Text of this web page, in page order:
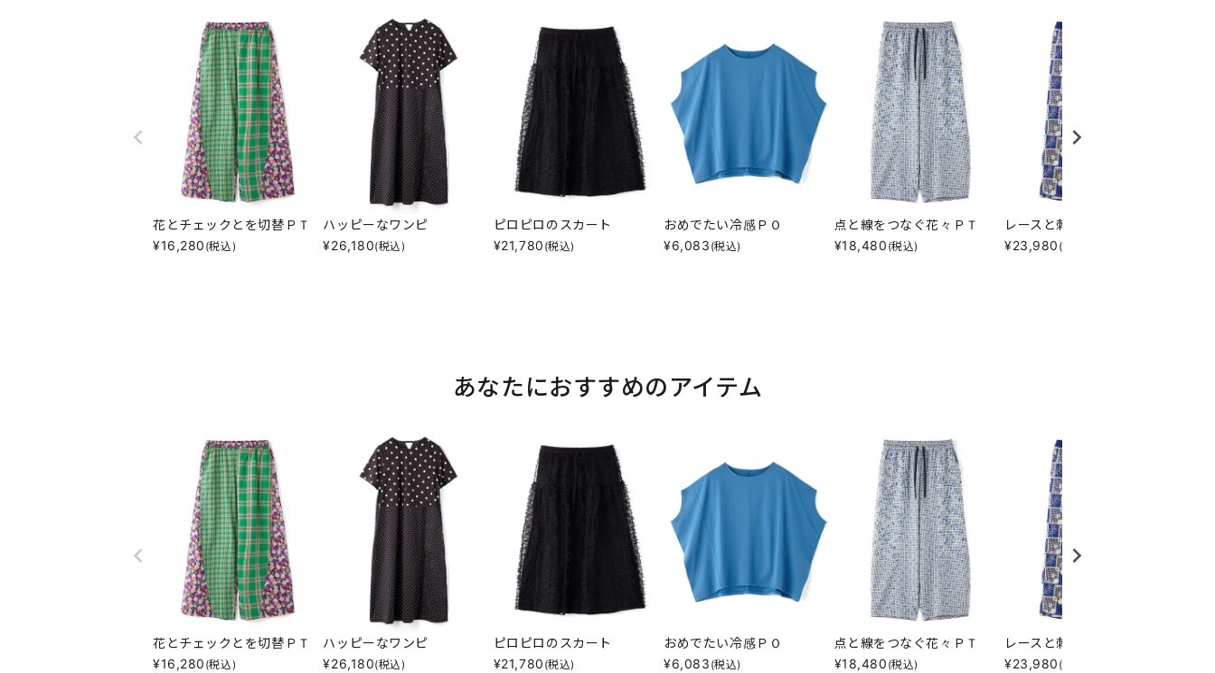
花とチェックとを切替ＰＴ
¥16,280 (税込)
ハッピーなワンピ
¥26,180(税込)
ピロピロのスカート
¥21,780 (税込)
おめでたい冷感ＰＯ
¥6,083 (税込)
点と線をつなぐ花々ＰＴ
¥18,480 (税込)
レースと刺繍とそれとＰＴ
¥23,980 (税込)
あなたにおすすめのアイテム
花とチェックとを切替ＰＴ
¥16,280 (税込)
ハッピーなワンピ
¥26,180(税込)
ピロピロのスカート
¥21,780 (税込)
おめでたい冷感ＰＯ
¥6,083 (税込)
点と線をつなぐ花々ＰＴ
¥18,480 (税込)
レースと刺繍とそれとＰＴ
¥23,980 (税込)